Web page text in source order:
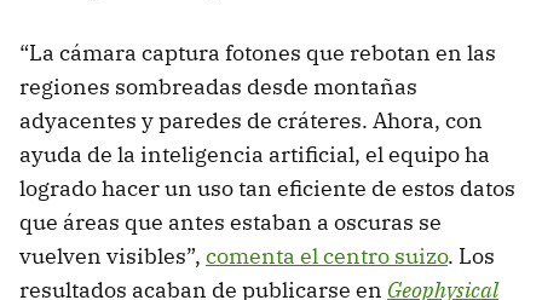
“La cámara captura fotones que rebotan en las
regiones sombreadas desde montañas
adyacentes y paredes de cráteres. Ahora, con
ayuda de la inteligencia artificial, el equipo ha
logrado hacer un uso tan eficiente de estos datos
que áreas que antes estaban a oscuras se
vuelven visibles”, comenta el centro suizo. Los
resultados acaban de publicarse en Geophysical